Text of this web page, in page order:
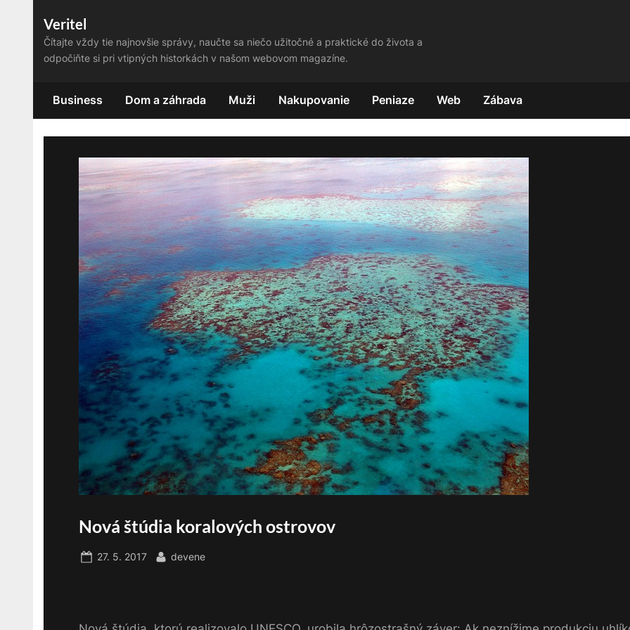
content
Veritel
Čítajte vždy tie najnovšie správy, naučte sa niečo užitočné a praktické do života a
odpočiňte si pri vtipných historkách v našom webovom magazíne.
Business Dom a záhrada Muži Nakupovanie Peniaze Web Zábava
Nová štúdia koralových ostrovov
Posted
27. 5. 2017 By
devene